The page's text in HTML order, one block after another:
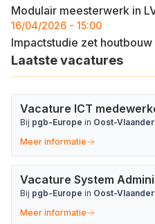
Modulair meesterwerk in
16/04/2026 - 15:00
Impactstudie zet
Laatste vacatures
Vacature ICT
Bij pgb-Europe in Oost-
Meer informatie
Vacature System
Bij pgb-Europe in Oost-
Meer informatie